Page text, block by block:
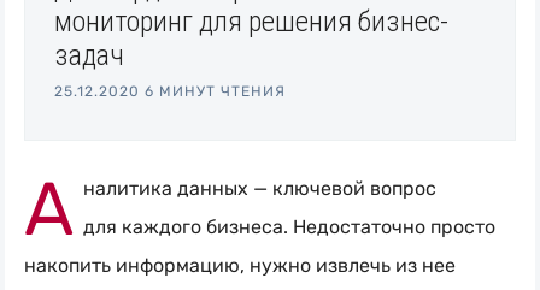
Блог
ITAM,
мониторинг
мониторинг для решения бизнес-
задач
25.12.2020 6 МИНУТ ЧТЕНИЯ
А налитика данных — ключевой вопрос
для каждого бизнеса. Недостаточно просто
накопить информацию, нужно извлечь из нее